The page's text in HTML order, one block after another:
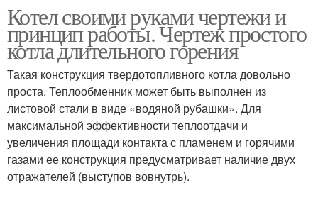
Котел своими руками чертежи и
принцип работы. Чертеж простого
котла длительного горения
Такая конструкция твердотопливного котла довольно
проста. Теплообменник может быть выполнен из
листовой стали в виде «водяной рубашки». Для
максимальной эффективности теплоотдачи и
увеличения площади контакта с пламенем и горячими
газами ее конструкция предусматривает наличие двух
отражателей (выступов вовнутрь).